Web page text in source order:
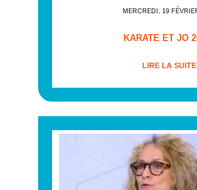
MERCREDI, 19
KARATE ET JO
LIRE LA SUITE